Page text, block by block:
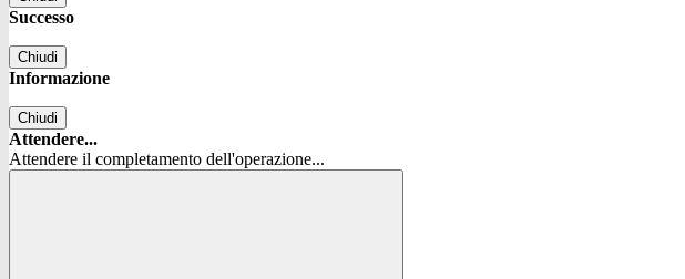
Successo
Chiudi
Informazione
Chiudi
Attendere...
Attendere il completamento dell'operazione...